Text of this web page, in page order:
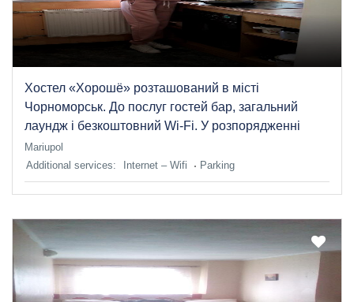
Хостел «Хорошё» розташований в місті
Чорноморськ. До послуг гостей бар, загальний
лаундж і безкоштовний Wi-Fi. У розпорядженні
Additional services: Internet – Wifi Parking
Mariupol